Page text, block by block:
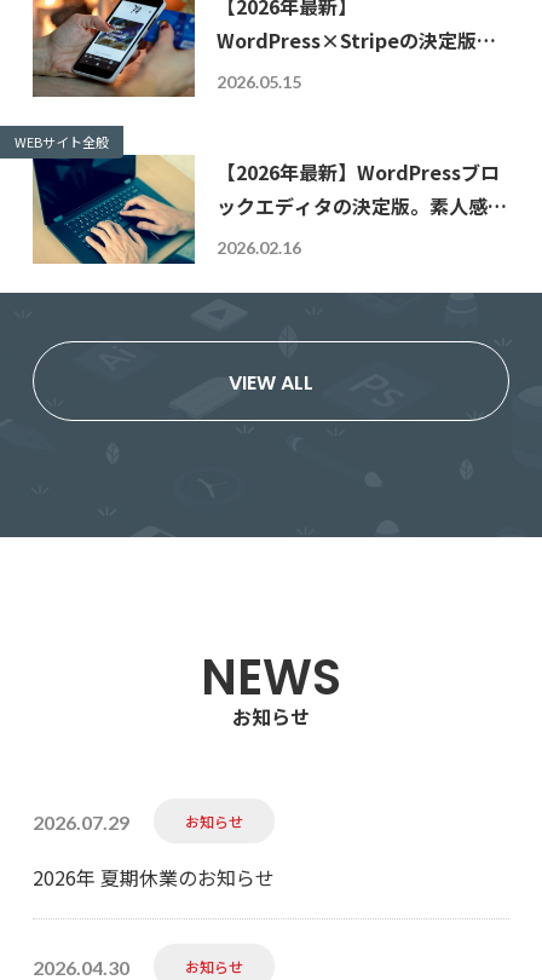
【2026年最新】
WordPress×Stripeの決定版。
初心者でも安全・確実に「オンラ
2026.05.15
【2026年最新】WordPressブロ
ックエディタの決定版。素人感を
脱し「信頼」を築く設計値と活用
2026.02.16
WEBサイト全般
VIEW ALL
NEWS
お知らせ
2026.07.29 お知らせ
2026年 夏期休業のお知らせ
2026.04.30 お知らせ